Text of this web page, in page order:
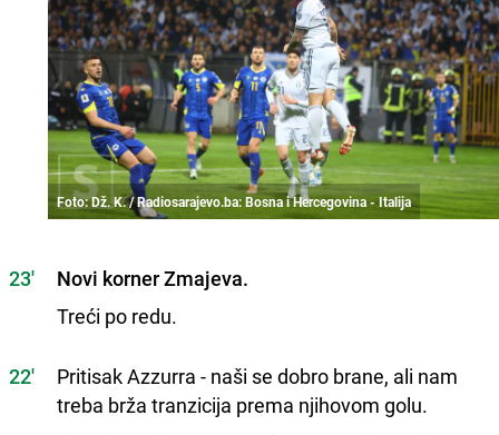
Foto: Dž. K. / Radiosarajevo.ba: Bosna i Hercegovina - Italija
23'
Novi korner Zmajeva.
Treći po redu.
22'
Pritisak Azzurra - naši se dobro brane, ali nam
treba brža tranzicija prema njihovom golu.